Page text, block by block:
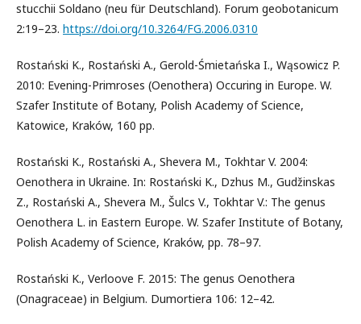
stucchii Soldano (neu für Deutschland). Forum geobotanicum
2:19–23. https://doi.org/10.3264/FG.2006.0310
Rostański K., Rostański A., Gerold-Śmietańska I., Wąsowicz P.
2010: Evening-Primroses (Oenothera) Occuring in Europe. W.
Szafer Institute of Botany, Polish Academy of Science,
Katowice, Kraków, 160 pp.
Rostański K., Rostański A., Shevera M., Tokhtar V. 2004:
Oenothera in Ukraine. In: Rostański K., Dzhus M., Gudžinskas
Z., Rostański A., Shevera M., Šulcs V., Tokhtar V.: The genus
Oenothera L. in Eastern Europe. W. Szafer Institute of Botany,
Polish Academy of Science, Kraków, pp. 78–97.
Rostański K., Verloove F. 2015: The genus Oenothera
(Onagraceae) in Belgium. Dumortiera 106: 12–42.